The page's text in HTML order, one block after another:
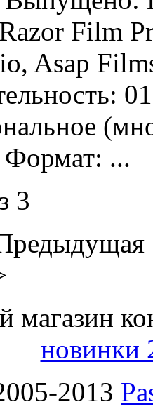
Film
Asap
Формат: ...
3
новинки
2013